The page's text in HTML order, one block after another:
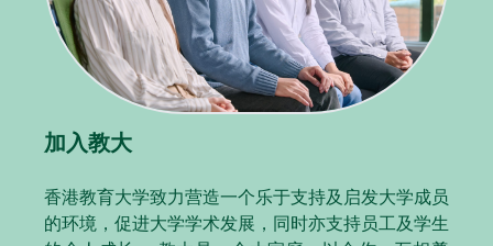
加入教大
香港教育大学致力营造一个乐于支持及启发大学成员
的环境，促进大学学术发展，同时亦支持员工及学生